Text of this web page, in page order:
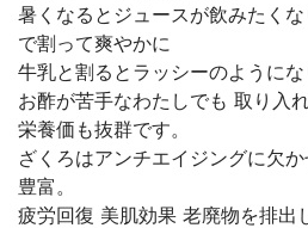
暑くなるとジュースが飲みたく
で割って爽やかに
牛乳と割るとラッシーのように
お酢が苦手なわたしでも 取り入
栄養価も抜群です。
ざくろはアンチエイジングに欠
豊富。
疲労回復 美肌効果 老廃物を排出